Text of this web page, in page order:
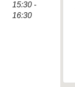
15:30 -
16:30